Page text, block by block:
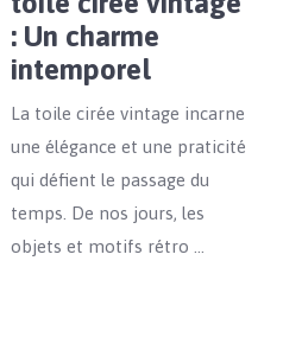
: Un charme
intemporel
La toile cirée vintage incarne
une élégance et une praticité
qui défient le passage du
temps. De nos jours, les
objets et motifs rétro …